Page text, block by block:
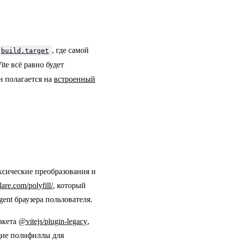
build.target , где самой
всё равно будет
на встроенный
преобразования и
polyfill/, который
браузера пользователя.
@vitejs/plugin-legacy,
полифиллы для